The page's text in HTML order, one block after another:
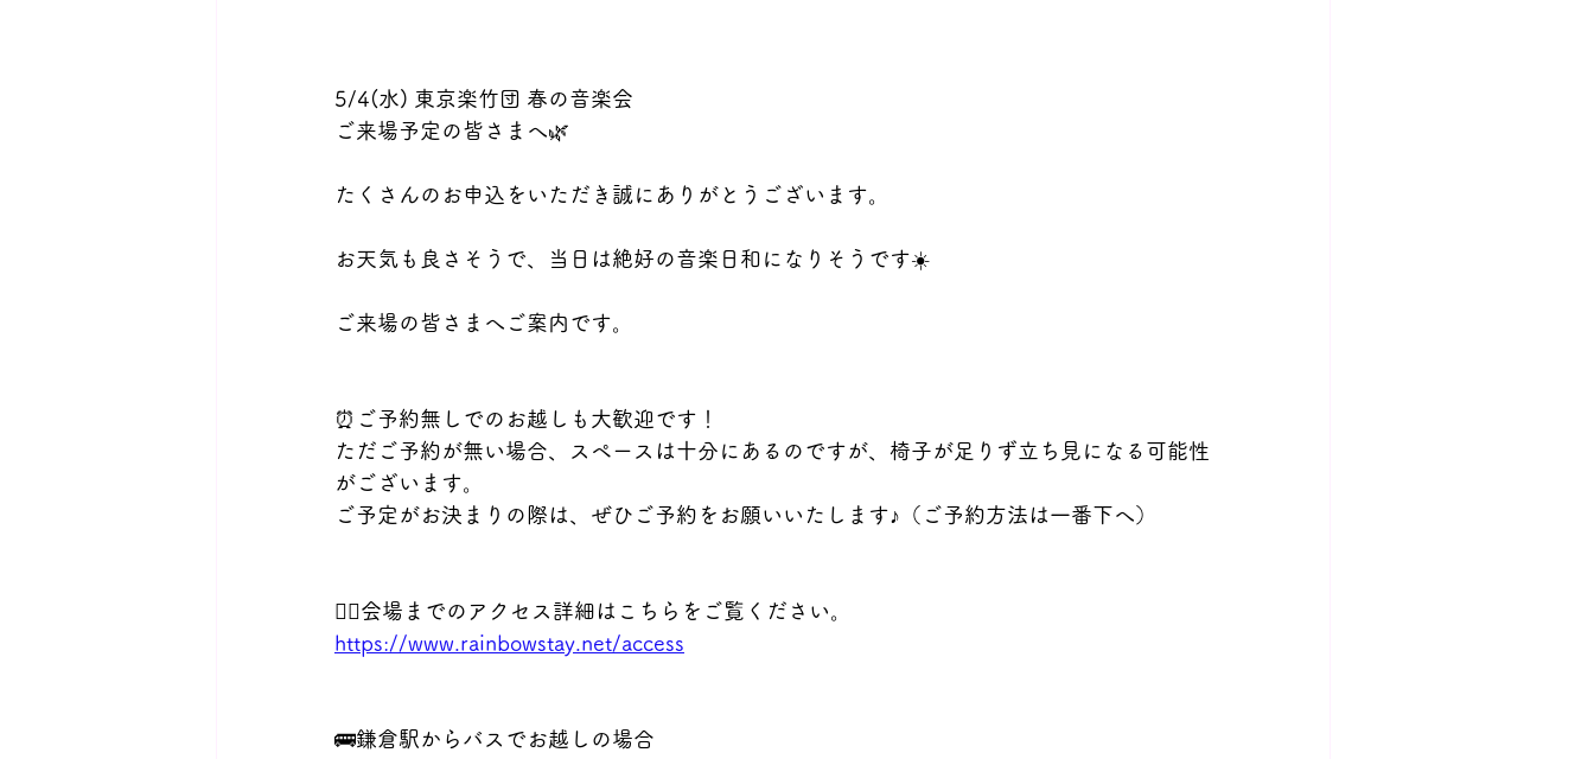
5/4(水) 東京楽竹団 春の音楽会
ご来場予定の皆さまへ🌿
たくさんのお申込をいただき誠にありがとうございます。
お天気も良さそうで、当日は絶好の音楽日和になりそうです☀️
ご来場の皆さまへご案内です。
⏰ご予約無しでのお越しも大歓迎です！
ただご予約が無い場合、スペースは十分にあるのですが、椅子が足りず立ち見になる可能性
がございます。
ご予定がお決まりの際は、ぜひご予約をお願いいたします♪（ご予約方法は一番下へ）
🚶‍♀️会場までのアクセス詳細はこちらをご覧ください。
https://www.rainbowstay.net/access
🚌鎌倉駅からバスでお越しの場合